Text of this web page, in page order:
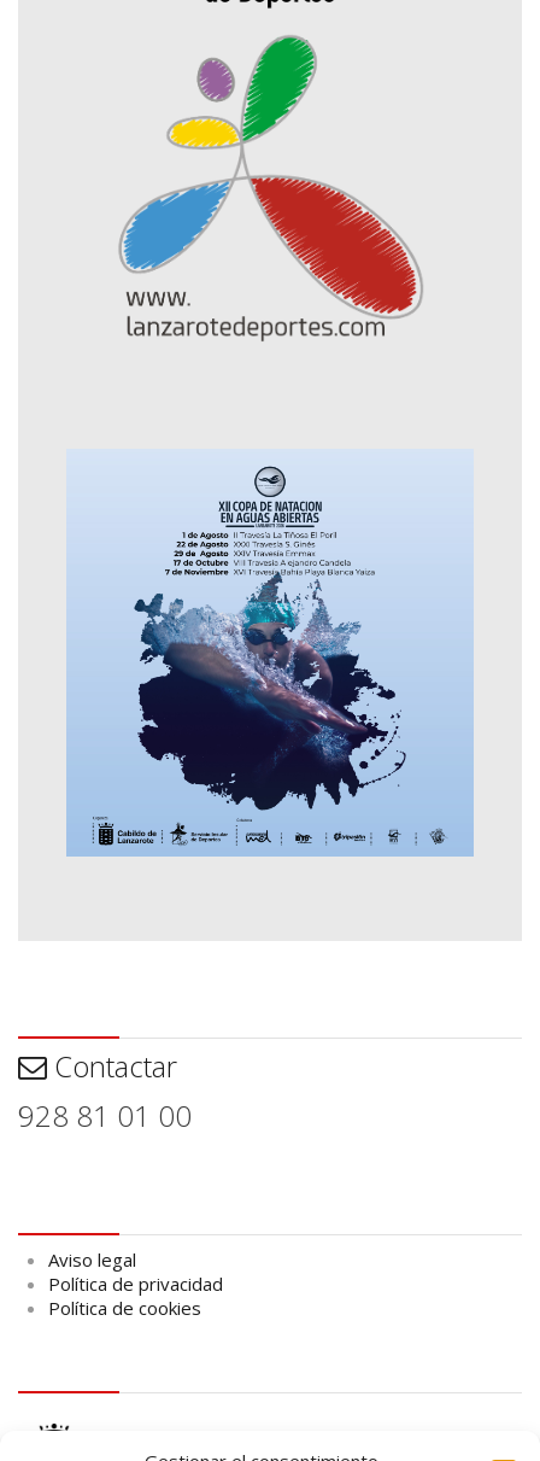
Contactar
928 81 01 00
Aviso legal
Política de privacidad
Política de cookies